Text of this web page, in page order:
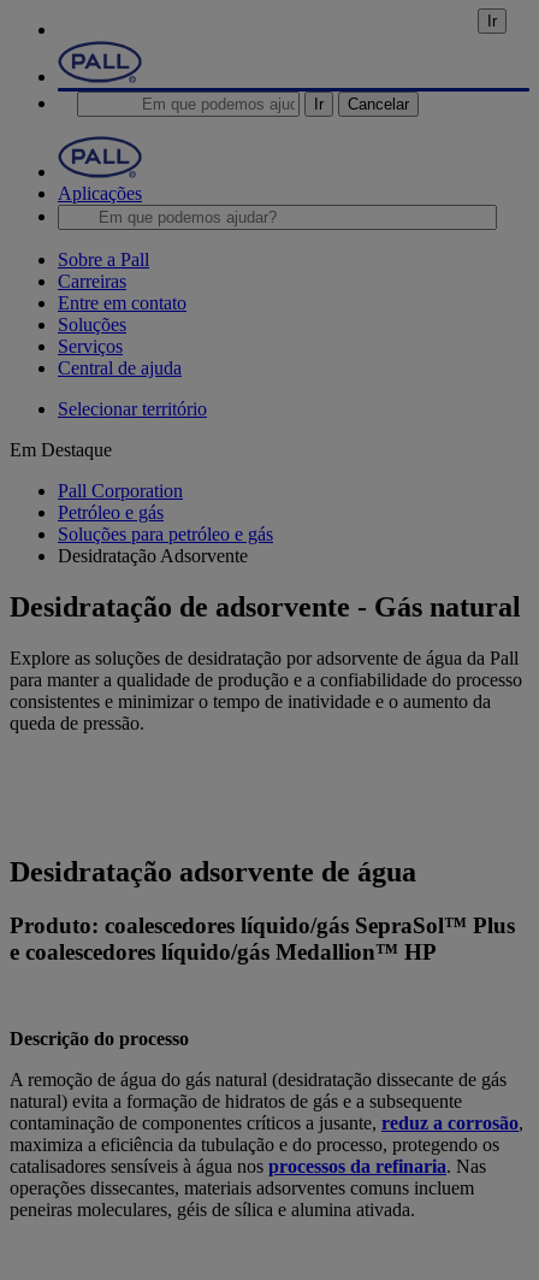
Ir Cancelar
Aplicações
Ir
Sobre a Pall
Carreiras
Entre em contato
Soluções
Serviços
Central de ajuda
Selecionar território
Em Destaque
Pall Corporation
Petróleo e gás
Soluções para petróleo e gás
Desidratação Adsorvente
Desidratação de adsorvente - Gás natural
Explore as soluções de desidratação por adsorvente de água da Pall
para manter a qualidade de produção e a confiabilidade do processo
consistentes e minimizar o tempo de inatividade e o aumento da
queda de pressão.
Desidratação adsorvente de água
Produto: coalescedores líquido/gás SepraSol™ Plus
e coalescedores líquido/gás Medallion™ HP
Descrição do processo
A remoção de água do gás natural (desidratação dissecante de gás
natural) evita a formação de hidratos de gás e a subsequente
contaminação de componentes críticos a jusante, reduz a corrosão,
maximiza a eficiência da tubulação e do processo, protegendo os
catalisadores sensíveis à água nos processos da refinaria. Nas
operações dissecantes, materiais adsorventes comuns incluem
peneiras moleculares, géis de sílica e alumina ativada.